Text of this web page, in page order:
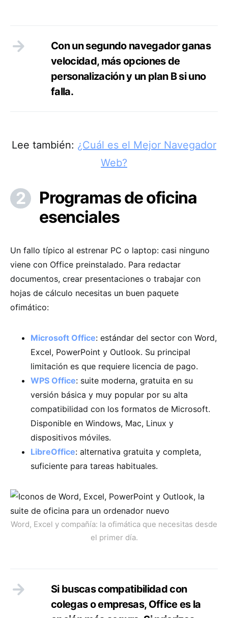
Con un segundo navegador ganas
velocidad, más opciones de
personalización y un plan B si uno
falla.
Lee también: ¿Cuál es el Mejor Navegador
Web?
Programas de oficina
esenciales
Un fallo típico al estrenar PC o laptop: casi ninguno
viene con Office preinstalado. Para redactar
documentos, crear presentaciones o trabajar con
hojas de cálculo necesitas un buen paquete
ofimático:
Microsoft Office: estándar del sector con Word,
Excel, PowerPoint y Outlook. Su principal
limitación es que requiere licencia de pago.
WPS Office: suite moderna, gratuita en su
versión básica y muy popular por su alta
compatibilidad con los formatos de Microsoft.
Disponible en Windows, Mac, Linux y
dispositivos móviles.
LibreOffice: alternativa gratuita y completa,
suficiente para tareas habituales.
Word, Excel y compañía: la ofimática que necesitas desde
el primer día.
Si buscas compatibilidad con
colegas o empresas, Office es la